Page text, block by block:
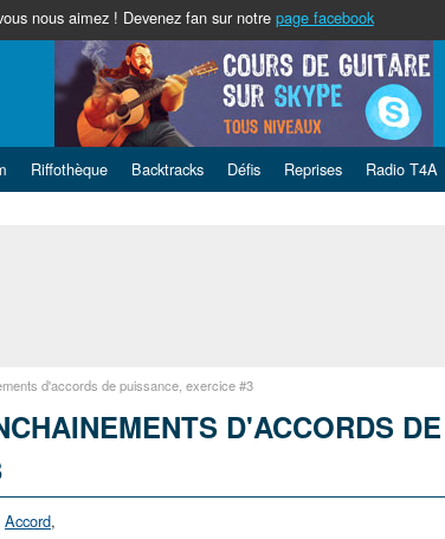
nous aimez ! Devenez fan sur notre page facebook
Riffothèque Backtracks Défis Reprises Radio T4A
d'accords de puissance, exercice #3
D'ACCORDS
Accord,